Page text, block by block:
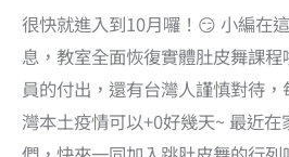
很快就進入到10月囉！😏 小編在
息，教室全面恢復實體肚皮舞課
員的付出，還有台灣人謹慎對待
灣本土疫情可以+0好幾天~ 最近